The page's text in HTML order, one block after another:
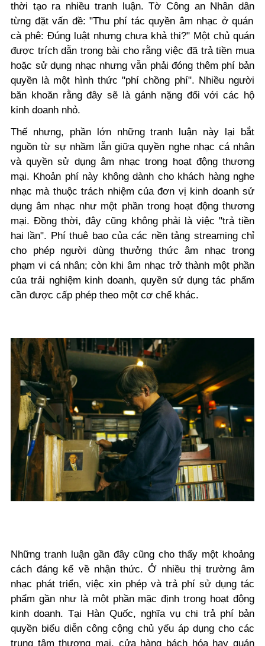
thời tạo ra nhiều tranh luận. Tờ Công an Nhân dân
từng đặt vấn đề:"Thu phí tác quyền âm nhạc ở quán
cà phê: Đúng luật nhưng chưa khả thi?" Một chủ quán
được trích dẫn trong bài cho rằng việc đã trả tiền mua
hoặc sử dụng nhạc nhưng vẫn phải đóng thêm phí bản
quyền là một hình thức "phí chồng phí". Nhiều người
băn khoăn rằng đây sẽ là gánh nặng đối với các hộ
kinh doanh nhỏ.
Thế nhưng, phần lớn những tranh luận này lại bắt
nguồn từ sự nhầm lẫn giữa quyền nghe nhạc cá nhân
và quyền sử dụng âm nhạc trong hoạt động thương
mại. Khoản phí này không dành cho khách hàng nghe
nhạc mà thuộc trách nhiệm của đơn vị kinh doanh sử
dụng âm nhạc như một phần trong hoạt động thương
mại. Đồng thời, đây cũng không phải là việc "trả tiền
hai lần". Phí thuê bao của các nền tảng streaming chỉ
cho phép người dùng thưởng thức âm nhạc trong
phạm vi cá nhân; còn khi âm nhạc trở thành một phần
của trải nghiệm kinh doanh, quyền sử dụng tác phẩm
cần được cấp phép theo một cơ chế khác.
Những tranh luận gần đây cũng cho thấy một khoảng
cách đáng kể về nhận thức. Ở nhiều thị trường âm
nhạc phát triển, việc xin phép và trả phí sử dụng tác
phẩm gần như là một phần mặc định trong hoạt động
kinh doanh. Tại Hàn Quốc, nghĩa vụ chi trả phí bản
quyền biểu diễn công cộng chủ yếu áp dụng cho các
trung tâm thương mại, cửa hàng bách hóa hay quán